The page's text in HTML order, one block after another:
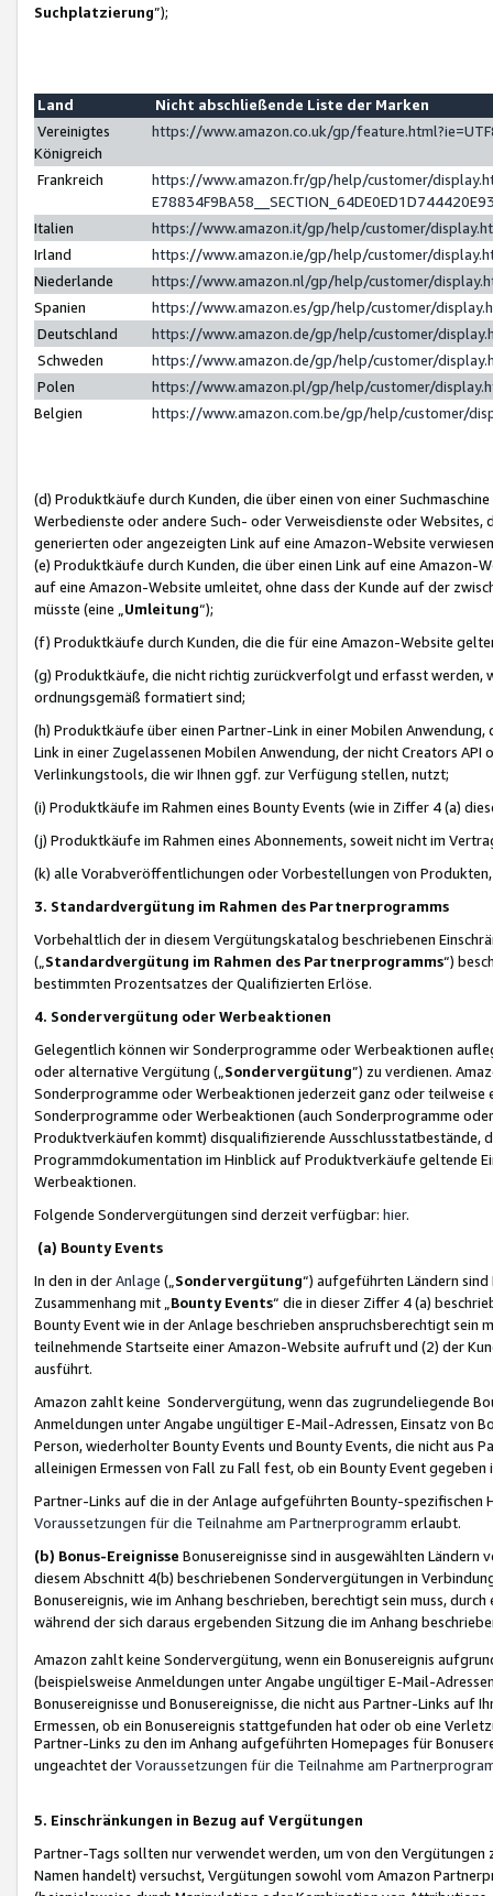
Suchplatzierung”);
Land
Nicht abschließende Liste der Marken
Vereinigtes
Königreich
https://www.amazon.co.uk/gp/
Frankreich
https://www.amazon.fr/gp/help/customer/
Italien
https://www.amazon.it/gp/help/customer/
Irland
https://www.amazon.ie/gp/help/customer/
Niederlande
https://www.amazon.nl/gp/help/customer/
Spanien
https://www.amazon.es/gp/help/customer/
Deutschland
https://www.amazon.de/gp/help/customer/
Schweden
https://www.amazon.de/gp/help/customer/
Polen
https://www.amazon.pl/gp/help/customer/
Belgien
https://www.amazon.com.be/gp/help/customer/
(d) Produktkäufe durch Kunden, die über einen von einer
Werbedienste oder andere Such- oder Verweisdienste oder Websites,
generierten oder angezeigten Link auf eine Amazon-Website
(e) Produktkäufe durch Kunden, die über einen Link auf eine
auf eine Amazon-Website umleitet, ohne dass der Kunde auf der
müsste (eine „ Umleitung“);
(f) Produktkäufe durch Kunden, die die für eine Amazon-Website
(g) Produktkäufe, die nicht richtig zurückverfolgt und erfasst werden,
ordnungsgemäß formatiert sind;
(h) Produktkäufe über einen Partner-Link in einer Mobilen
Link in einer Zugelassenen Mobilen Anwendung, der nicht Creators
Verlinkungstools, die wir Ihnen ggf. zur Verfügung stellen, nutzt;
(i) Produktkäufe im Rahmen eines Bounty Events (wie in Ziffer 4 (a)
(j) Produktkäufe im Rahmen eines Abonnements, soweit nicht im
(k) alle Vorabveröffentlichungen oder Vorbestellungen von
3. Standardvergütung im Rahmen des Partnerprogramms
Vorbehaltlich der in diesem Vergütungskatalog beschriebenen
(„ Standardvergütung im Rahmen des Partnerprogramms“)
bestimmten Prozentsatzes der Qualifizierten Erlöse.
4. Sondervergütung oder Werbeaktionen
Gelegentlich können wir Sonderprogramme oder Werbeaktionen
oder alternative Vergütung („ Sondervergütung”) zu verdienen.
Sonderprogramme oder Werbeaktionen jederzeit ganz oder
Sonderprogramme oder Werbeaktionen (auch Sonderprogramme
Produktverkäufen kommt) disqualifizierende Ausschlusstatbestände,
Programmdokumentation im Hinblick auf Produktverkäufe geltende
Werbeaktionen.
Folgende Sondervergütungen sind derzeit verfügbar: hier.
(a) Bounty Events
In den in derAnlage („ Sondervergütung“) aufgeführten Ländern
Zusammenhang mit „ Bounty Events“ die in dieser Ziffer 4 (a)
Bounty Event wie in der Anlage beschrieben anspruchsberechtigt sein
teilnehmende Startseite einer Amazon-Website aufruft und (2) der
ausführt.
Amazon zahlt keine Sondervergütung, wenn das zugrundeliegende
Anmeldungen unter Angabe ungültiger E-Mail-Adressen, Einsatz von
Person, wiederholter Bounty Events und Bounty Events, die nicht
alleinigen Ermessen von Fall zu Fall fest, ob ein Bounty Event
Partner-Links auf die in der Anlage aufgeführten Bounty-spezifischen
Voraussetzungen für die Teilnahme am Partnerprogramm erlaubt.
(b) Bonus-Ereignisse Bonusereignisse sind in ausgewählten Ländern
diesem Abschnitt 4(b) beschriebenen Sondervergütungen in
Bonusereignis, wie im Anhang beschrieben, berechtigt sein muss,
während der sich daraus ergebenden Sitzung die im Anhang
Amazon zahlt keine Sondervergütung, wenn ein Bonusereignis
(beispielsweise Anmeldungen unter Angabe ungültiger E-Mail-
Bonusereignisse und Bonusereignisse, die nicht aus Partner-Links auf
Ermessen, ob ein Bonusereignis stattgefunden hat oder ob eine
Partner-Links zu den im Anhang aufgeführten Homepages für
ungeachtet derVoraussetzungen für die Teilnahme am
5. Einschränkungen in Bezug auf Vergütungen
Partner-Tags sollten nur verwendet werden, um von den
Namen handelt) versuchst, Vergütungen sowohl vom Amazon